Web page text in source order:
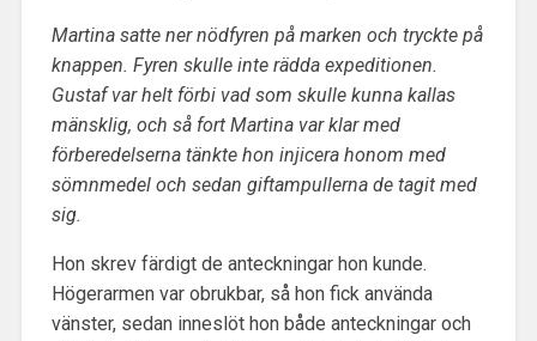
Martina satte ner nödfyren på marken och tryckte på
knappen. Fyren skulle inte rädda expeditionen.
Gustaf var helt förbi vad som skulle kunna kallas
mänsklig, och så fort Martina var klar med
förberedelserna tänkte hon injicera honom med
sömnmedel och sedan giftampullerna de tagit med
sig.
Hon skrev färdigt de anteckningar hon kunde.
Högerarmen var obrukbar, så hon fick använda
vänster, sedan inneslöt hon både anteckningar och